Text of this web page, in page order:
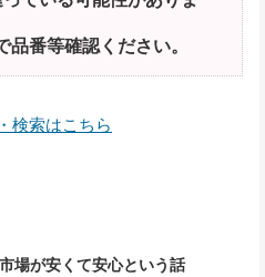
番等確認ください。
検索はこちら
場が安くて安心という話